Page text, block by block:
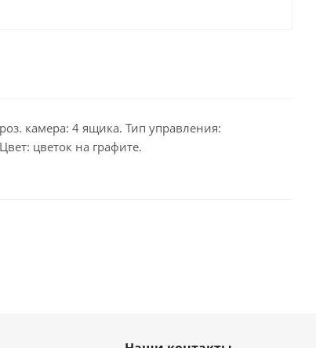
камера: 4 ящика. Тип управления:
цветок на графите.